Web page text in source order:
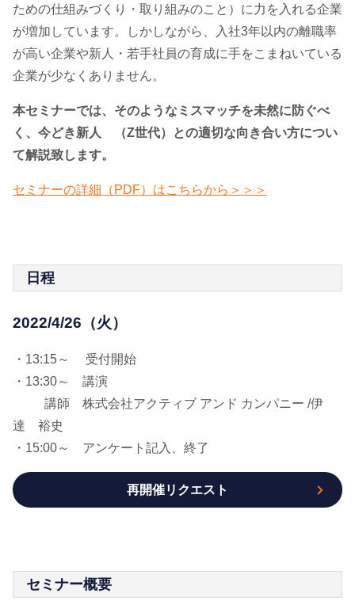
ための仕組みづくり・取り組みのこと）に力を入れる企業
が増加しています。しかしながら、入社3年以内の離職率
が高い企業や新人・若手社員の育成に手をこまねいている
企業が少なくありません。
本セミナーでは、そのようなミスマッチを未然に防ぐべ
く、今どき新人 （Z世代）との適切な向き合い方につい
て解説致します。
セミナーの詳細（PDF）はこちらから＞＞＞
日程
2022/4/26（火）
・13:15～ 受付開始
・13:30～ 講演
講師 株式会社アクティブ アンド カンパニー /伊
達 裕史
・15:00～ アンケート記入、終了
再開催リクエスト
セミナー概要